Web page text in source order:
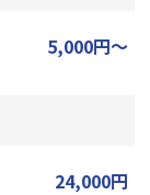
5,000円～
24,000円